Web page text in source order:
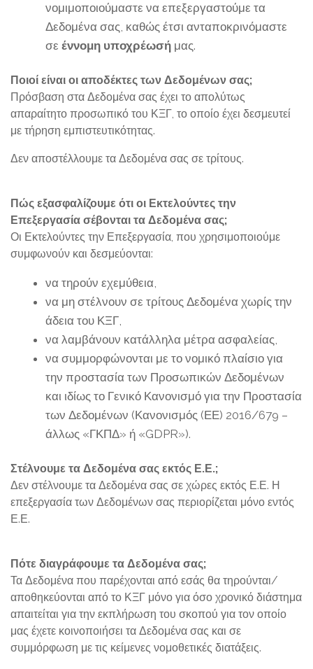
νομιμοποιούμαστε να επεξεργαστούμε τα
Δεδομένα σας, καθώς έτσι ανταποκρινόμαστε
σε έννομη υποχρέωσή μας.
Ποιοί είναι οι αποδέκτες των Δεδομένων σας;
Πρόσβαση στα Δεδομένα σας έχει το απολύτως
απαραίτητο προσωπικό του ΚΞΓ, το οποίο έχει δεσμευτεί
με τήρηση εμπιστευτικότητας.
Δεν αποστέλλουμε τα Δεδομένα σας σε τρίτους.
Πώς εξασφαλίζουμε ότι οι Εκτελούντες την
Επεξεργασία σέβονται τα Δεδομένα σας;
Οι Εκτελούντες την Επεξεργασία, που χρησιμοποιούμε
συμφωνούν και δεσμεύονται:
να τηρούν εχεμύθεια,
να μη στέλνουν σε τρίτους Δεδομένα χωρίς την
άδεια του ΚΞΓ,
να λαμβάνουν κατάλληλα μέτρα ασφαλείας,
να συμμορφώνονται με το νομικό πλαίσιο για
την προστασία των Προσωπικών Δεδομένων
και ιδίως το Γενικό Κανονισμό για την Προστασία
των Δεδομένων (Κανονισμός (ΕΕ) 2016/679 –
άλλως «ΓΚΠΔ» ή «GDPR»).
Στέλνουμε τα Δεδομένα σας εκτός Ε.Ε.;
Δεν στέλνουμε τα Δεδομένα σας σε χώρες εκτός Ε.Ε. Η
επεξεργασία των Δεδομένων σας περιορίζεται μόνο εντός
Ε.Ε.
Πότε διαγράφουμε τα Δεδομένα σας;
Τα Δεδομένα που παρέχονται από εσάς θα τηρούνται/
αποθηκεύονται από το ΚΞΓ μόνο για όσο χρονικό διάστημα
απαιτείται για την εκπλήρωση του σκοπού για τον οποίο
μας έχετε κοινοποιήσει τα Δεδομένα σας και σε
συμμόρφωση με τις κείμενες νομοθετικές διατάξεις.